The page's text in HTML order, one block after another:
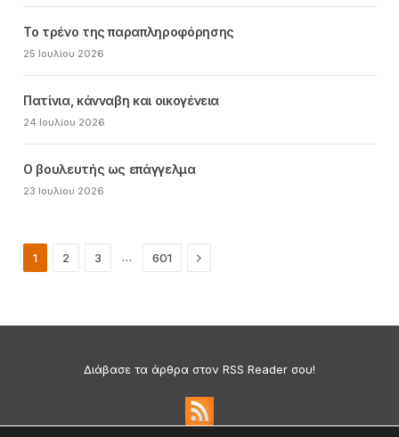
Το τρένο της παραπληροφόρησης
25 Ιουλίου 2026
Πατίνια, κάνναβη και οικογένεια
24 Ιουλίου 2026
Ο βουλευτής ως επάγγελμα
23 Ιουλίου 2026
1 2 3 … 601 Next
Διάβασε τα άρθρα στον RSS Reader σου!